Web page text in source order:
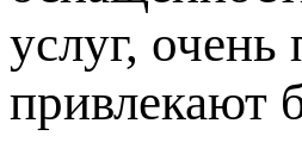
услуг,
привлекают